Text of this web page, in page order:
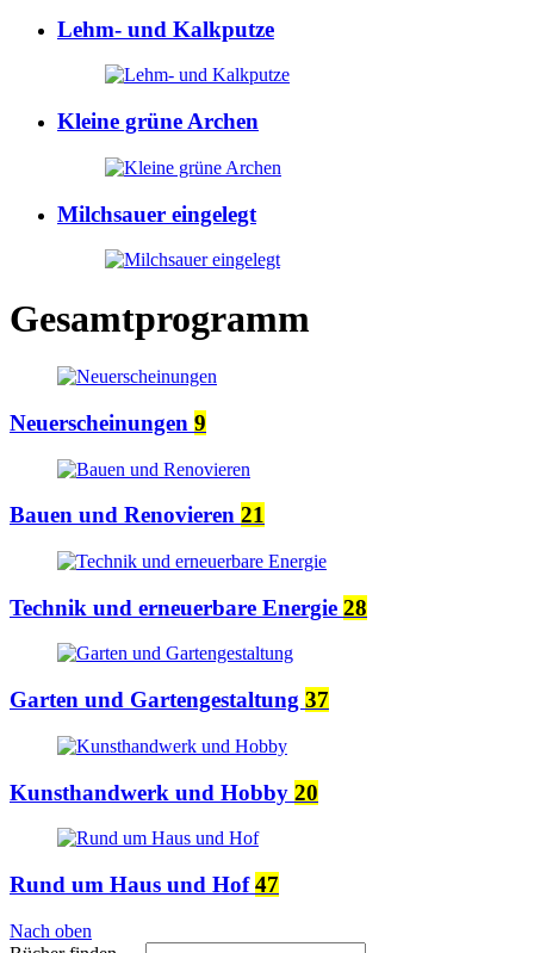
Lehm- und Kalkputze
Kleine grüne Archen
Milchsauer eingelegt
Gesamtprogramm
Neuerscheinungen 9
Bauen und Renovieren 21
Technik und erneuerbare Energie 28
Garten und Gartengestaltung 37
Kunsthandwerk und Hobby 20
Rund um Haus und Hof47
Nach oben